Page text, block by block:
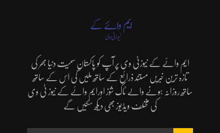
ایم وائے کے نیوزٹی وی پر آپ کو پاکستان سمیت دنیا بھر کی
تازہ ترین خبریں مستند ذرائع کے ساتھ ملیں گی اس کے ساتھ
ساتھ روزانہ ہونے والے ٹاک شوز اورایم وائے کے نیوز ٹی وی
کی مختلف ویڈیوز بھی دیکھ سکیں گے